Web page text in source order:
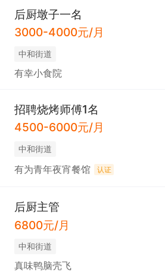
后厨墩子一名
3000-4000元/月
中和街道
有幸小食院
招聘烧烤师傅1名
4500-6000元/月
中和街道
有为青年夜宵餐馆 认证
后厨主管
6800元/月
中和街道
真味鸭脑壳飞